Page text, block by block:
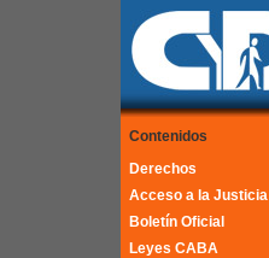
Contenidos
Derechos
Acceso a la Justicia
Boletín Oficial
Leyes CABA